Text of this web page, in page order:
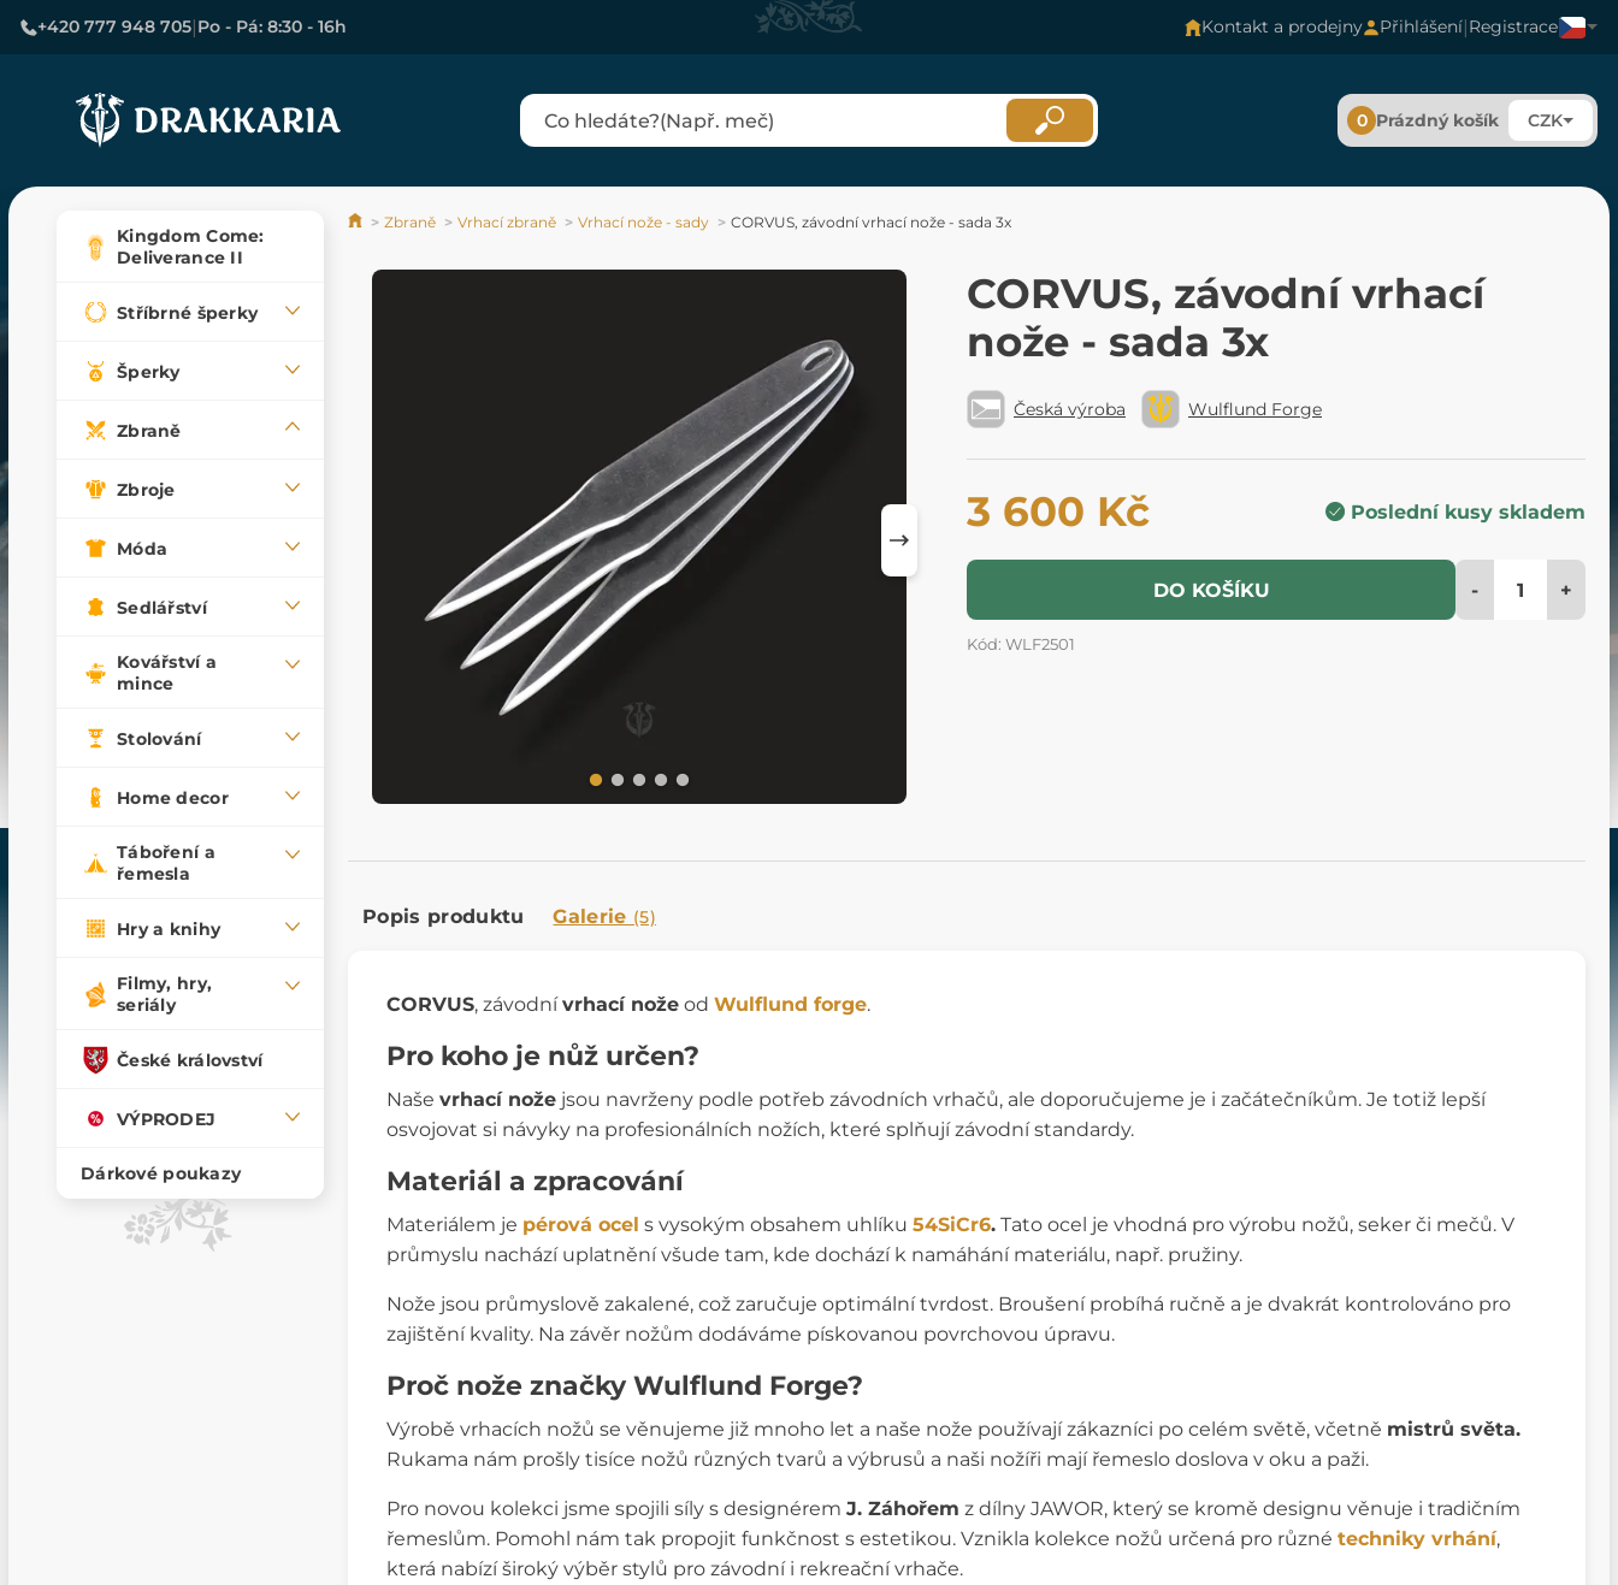
+420 777 948 705|Po - Pá: 8:30 - 16h Kontakt a prodejny Přihlášení|Registrace
0 Prázdný košík CZK
Kingdom Come:
Deliverance II
Stříbrné šperky
Šperky
Zbraně
Zbroje
Móda
Sedlářství
Kovářství a
mince
Stolování
Home decor
Táboření a
řemesla
Hry a knihy
Filmy, hry,
seriály
České království
VÝPRODEJ
Dárkové poukazy
Zbraně Vrhací zbraně Vrhací nože - sady CORVUS, závodní vrhací nože - sada 3x
CORVUS, závodní vrhací
nože - sada 3x
Česká výroba Wulflund Forge
3 600 Kč Poslední kusy skladem
DO KOŠÍKU - +
Kód: WLF2501
Popis produktu Galerie (5)
CORVUS, závodnívrhací nože od Wulflund forge.
Pro koho je nůž určen?
Naše vrhací nože jsou navrženy podle potřeb závodních vrhačů, ale doporučujeme je i začátečníkům. Je totiž lepší
osvojovat si návyky na profesionálních nožích, které splňují závodní standardy.
Materiál a zpracování
Materiálem je pérová ocel s vysokým obsahem uhlíku 54SiCr6. Tato ocel je vhodná pro výrobu nožů, seker či mečů. V
průmyslu nachází uplatnění všude tam, kde dochází k namáhání materiálu, např. pružiny.
Nože jsou průmyslově zakalené, což zaručuje optimální tvrdost. Broušení probíhá ručně a je dvakrát kontrolováno pro
zajištění kvality. Na závěr nožům dodáváme pískovanou povrchovou úpravu.
Proč nože značky Wulflund Forge?
Výrobě vrhacích nožů se věnujeme již mnoho let a naše nože používají zákazníci po celém světě, včetně mistrů světa.
Rukama nám prošly tisíce nožů různých tvarů a výbrusů a naši nožíři mají řemeslo doslova v oku a paži.
Pro novou kolekci jsme spojili síly s designérem J. Záhořem z dílny JAWOR, který se kromě designu věnuje i tradičním
řemeslům. Pomohl nám tak propojit funkčnost s estetikou. Vznikla kolekce nožů určená pro různé techniky vrhání,
která nabízí široký výběr stylů pro závodní i rekreační vrhače.